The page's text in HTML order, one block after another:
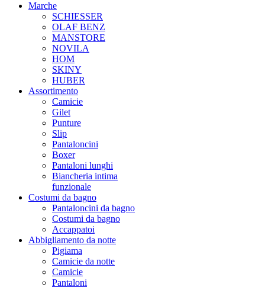
Marche
SCHIESSER
OLAF BENZ
MANSTORE
NOVILA
HOM
SKINY
HUBER
Assortimento
Camicie
Gilet
Punture
Slip
Pantaloncini
Boxer
Pantaloni lunghi
Biancheria intima
funzionale
Costumi da bagno
Pantaloncini da bagno
Costumi da bagno
Accappatoi
Abbigliamento da notte
Pigiama
Camicie da notte
Camicie
Pantaloni